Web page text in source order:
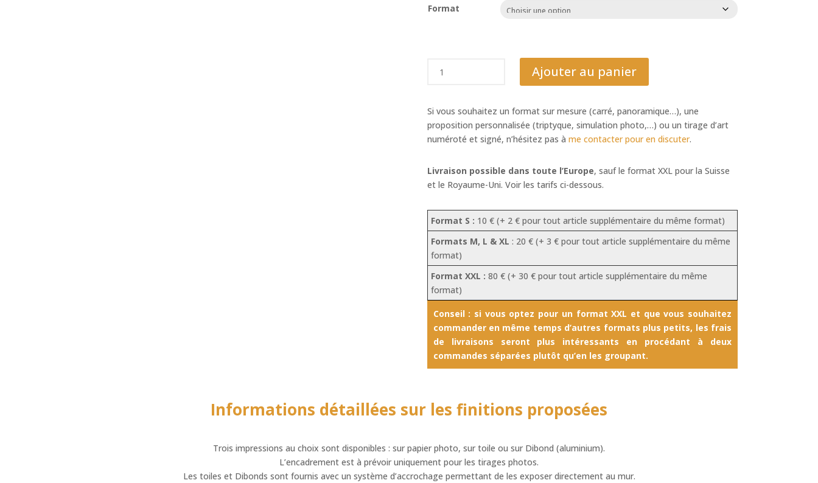
Format
des
neiges
de
Ajouter au panier
Si vous souhaitez un format sur mesure (carré, panoramique…), une
proposition personnalisée (triptyque, simulation photo,…) ou un tirage d’art
numéroté et signé, n’hésitez pas à me contacter pour en discuter.
Livraison possible dans toute l’Europe, sauf le format XXL pour la Suisse
et le Royaume-Uni. Voir les tarifs ci-dessous.
Format S : 10 € (+ 2 € pour tout article supplémentaire du même format)
Formats M, L & XL : 20 € (+ 3 € pour tout article supplémentaire du même
format)
Format XXL : 80 € (+ 30 € pour tout article supplémentaire du même
format)
Conseil : si vous optez pour un format XXL et que vous souhaitez
commander en même temps d’autres formats plus petits, les frais
de livraisons seront plus intéressants en procédant à deux
commandes séparées plutôt qu’en les groupant.
Informations détaillées sur les finitions proposées
Trois impressions au choix sont disponibles : sur papier photo, sur toile ou sur Dibond (aluminium).
L’encadrement est à prévoir uniquement pour les tirages photos.
Les toiles et Dibonds sont fournis avec un système d’accrochage permettant de les exposer directement au mur.